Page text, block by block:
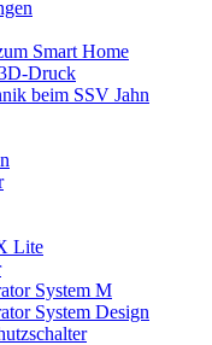
Smart Home
Druck
beim SSV Jahn
Lite
System M
System Design